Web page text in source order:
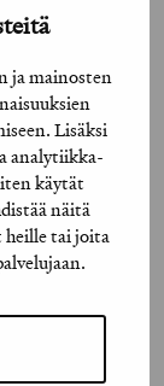
ja mainosten
Lisäksi
analytiikka-
käytät
näitä
tai joita
/ Otto